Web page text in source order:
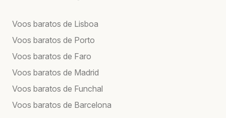
Voos baratos de Lisboa
Voos baratos de Porto
Voos baratos de Faro
Voos baratos de Madrid
Voos baratos de Funchal
Voos baratos de Barcelona